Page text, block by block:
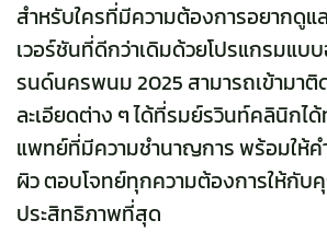
สำหรับใครที่มีความต้องการอยากดูแ
เวอร์ชันที่ดีกว่าเดิมด้วยโปรแกรมแบ
รนด์นครพนม 2025 สามารถเข้ามา
ละเอียดต่าง ๆ ได้ที่รมย์รวินท์คลินิกไ
แพทย์ที่มีความชำนาญการ พร้อมให้
ผิว ตอบโจทย์ทุกความต้องการให้กับ
ประสิทธิภาพที่สุด